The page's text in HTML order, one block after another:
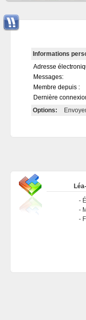
Informations
Adresse
Messages:
Membre depuis :
Dernière
Options: